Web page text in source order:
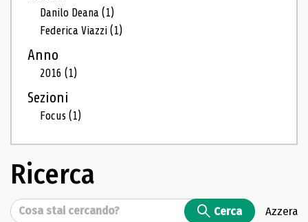
Danilo Deana(1)
Federica Viazzi(1)
Anno
2016(1)
Sezioni
Focus(1)
Ricerca
Cerca Cerca Azzera